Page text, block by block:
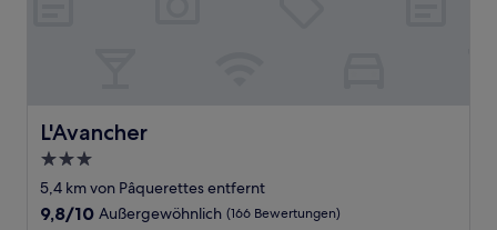
L'Avancher
L'Avancher
3.0-
Sterne-
Unterkunft
5,4 km von Pâquerettes entfernt
9.8
9,8/10 Außergewöhnlich (166 Bewertungen)